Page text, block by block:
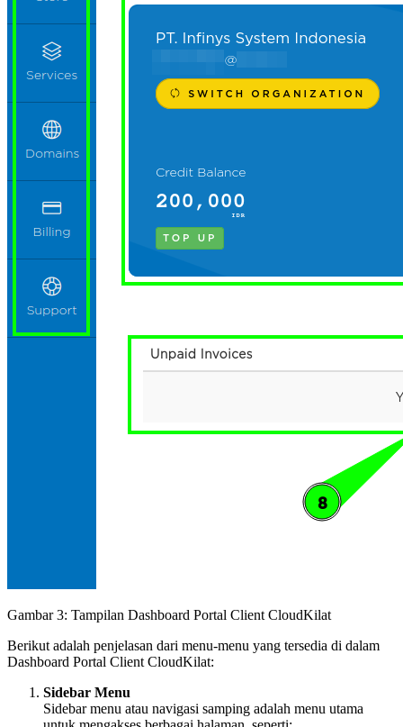
Gambar 3: Tampilan Dashboard Portal Client CloudKilat
Berikut adalah penjelasan dari menu-menu yang tersedia di dalam
Dashboard Portal Client CloudKilat:
Sidebar Menu
Sidebar menu atau navigasi samping adalah menu utama